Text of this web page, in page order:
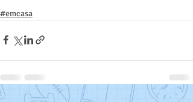
#emcasa